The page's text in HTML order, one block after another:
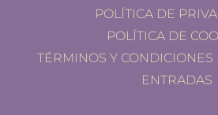
POLÍTICA DE
POLÍTICA DE
TÉRMINOS Y CONDICIONES
ENTRADAS